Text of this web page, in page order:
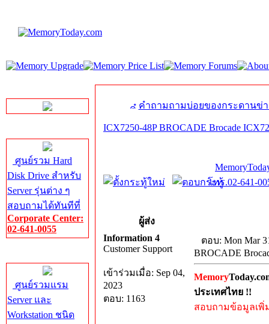
ศูนย์รวม Hard
Disk Drive สำหรับ
Server รุ่นต่าง ๆ
สอบถามได้ทันทีที่
Corporate Center:
02-641-0055
ศูนย์รวมแรม
Server และ
Workstation ชนิด
คำถามถามบ่อยของกระดานข่
ICX7250-48P BROCADE Brocade
โทร.02-641-
ผู้ส่ง
Information 4
Customer Support
เข้าร่วมเมื่อ: Sep 04,
2023
ตอบ: 1163
ตอบ: Mon Mar
BROCADE
Memory
ประเทศไทย !!
สอบถามข้อมูลเพิ่